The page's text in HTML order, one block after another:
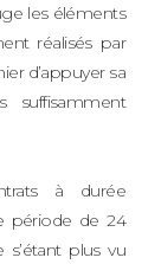
les éléments
réalisés par
d’appuyer sa
suffisamment
à durée
période de 24
plus vu